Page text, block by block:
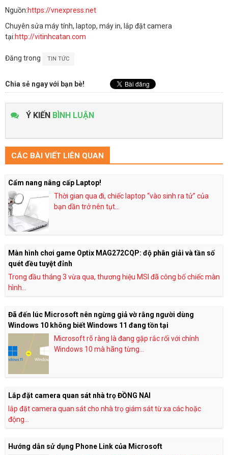
Nguồn:https://vnexpress.net
Chuyên sửa máy tính, laptop, máy in, lắp đặt camera
tại:http://vitinhcatan.com
Đăng trong TIN TỨC
Chia sẻ ngay với bạn bè!
Ý KIẾN BÌNH LUẬN
CÁC BÀI VIẾT LIÊN QUAN
Cẩm nang nâng cấp Laptop!
Thời gian qua đi, chiếc laptop “vào sinh ra tử” của
bạn dần trở nên tụt...
Màn hình chơi game Optix MAG272CQP: độ phân giải và tần số
quét đều tuyệt đỉnh
Trong đầu tháng 3 vừa qua, thương hiệu MSI đã công bố chiếc màn
hình...
Đã đến lúc Microsoft nên ngừng giả vờ rằng người dùng
Windows 10 không biết Windows 11 đang tồn tại
Microsoft rõ ràng là đang gặp rắc rối với chính
Windows 10 mà hãng từng...
Lắp đặt camera quan sát nhà trọ ĐỒNG NAI
lắp đặt camera quan sát cho nhà trọ giám sát từ xa các hoặc
động...
Hướng dẫn sử dụng Phone Link của Microsoft